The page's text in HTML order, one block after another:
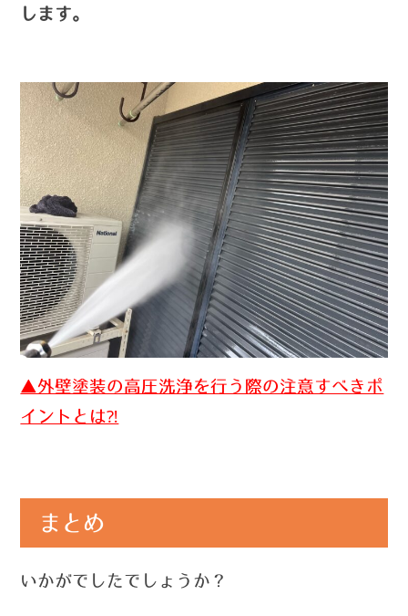
します。
▲外壁塗装の高圧洗浄を行う際の注意すべきポ
イントとは⁈
まとめ
いかがでしたでしょうか？